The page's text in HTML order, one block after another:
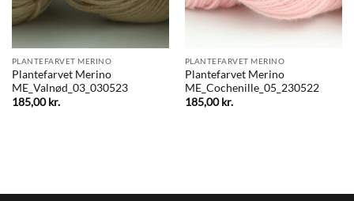
PLANTEFARVET MERINO
Plantefarvet Merino
ME_Valnød_03_030523
185,00kr.
PLANTEFARVET MERINO
Plantefarvet Merino
ME_Cochenille_05_230522
185,00kr.